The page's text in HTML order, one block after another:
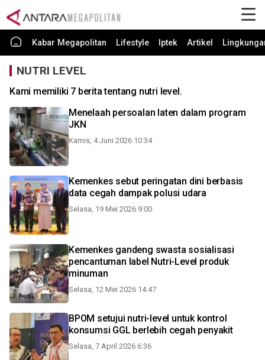
Kabar Megapolitan Lifestyle Iptek Artikel
NUTRI LEVEL
Kami memiliki 7 berita tentang nutri level.
Menelaah persoalan laten dalam program
JKN
Kamis, 4 Juni 2026 10:34
Kemenkes sebut peringatan dini berbasis
data cegah dampak polusi udara
Selasa, 19 Mei 2026 9:00
Kemenkes gandeng swasta sosialisasi
pencantuman label Nutri-Level produk
minuman
Selasa, 12 Mei 2026 14:47
BPOM setujui nutri-level untuk kontrol
konsumsi GGL berlebih cegah penyakit
Selasa, 7 April 2026 6:36